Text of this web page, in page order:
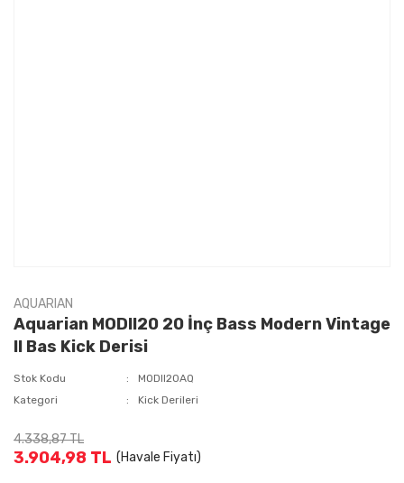
AQUARIAN
Aquarian MODII20 20 İnç Bass Modern Vintage
II Bas Kick Derisi
Stok Kodu
MODII20AQ
Kategori
Kick Derileri
4.338,87 TL
3.904,98 TL (Havale Fiyatı)